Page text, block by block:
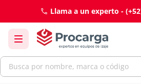
Llama a un experto -
Busca por nombre, marca o código